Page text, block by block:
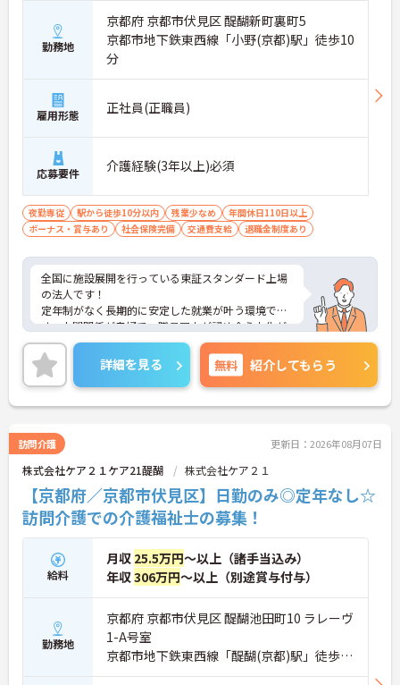
勤務地
京都府 京都市伏見区 醍醐新町裏町5
京都市地下鉄東西線「小野(京都)駅」徒歩10
分
雇用形態 正社員(正職員)
応募要件 介護経験(3年以上)必須
夜勤専従 駅から徒歩10分以内 残業少なめ
年間休日110日以上
ボーナス・賞与あり
社会保険完備 交通費支給 退職金制度あり
全国に施設展開を行っている東証スタンダード上場
の法人です！
定年制がなく長期的に安定した就業が叶う環境で
す。人間関係が良好で、職員同士が認め合う文化が
根付いています。
ご興味のある方には、面接対策ポイントなど、さら
に詳細をご案内しますのでお気軽にご相談くださ
い！
詳細を見る 無料 紹介してもらう
訪問介護 更新日：2026年08月07日
株式会社ケア２１ケア21醍醐 株式会社ケア２１
【京都府／京都市伏見区】日勤のみ◎定年なし☆
訪問介護での介護福祉士の募集！
給料
月収 25.5万円～以上（諸手当込み）
年収306万円～以上（別途賞与付与）
勤務地
京都府 京都市伏見区 醍醐池田町10 ラレーヴ
1-A号室
京都市地下鉄東西線「醍醐(京都)駅」徒歩7
分